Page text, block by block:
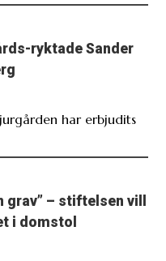
ryktade Sander
har erbjudits
grav” – stiftelsen vill
i domstol